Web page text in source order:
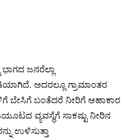
ಜನರೆಲ್ಲಾ
ಅದರಲ್ಲೂ ಗ್ರಾಮಾಂತರ
ಬೇಸಿಗೆ ಬಂತೆದರೆ ನೀರಿಗೆ ಆಹಾಕಾರ
ವ್ಯವಸ್ಥೆಗೆ ಸಾಕಷ್ಟು ನೀರಿನ
ಉಳಿಸುತ್ತಾ